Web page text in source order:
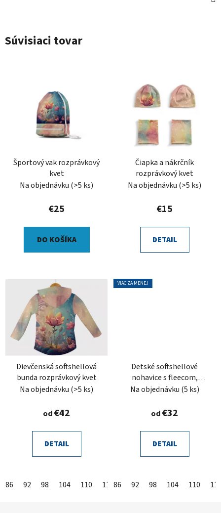
Súvisiaci tovar
Športový vak rozprávkový
kvet
Na objednávku (>5 ks)
€25
DO KOŠÍKA
Čiapka a nákrčník
rozprávkový kvet
Na objednávku (>5 ks)
€15
DETAIL
Dievčenská softshellová
bunda rozprávkový kvet
Na objednávku (>5 ks)
od€42
DETAIL
86 92 98 104 110 116 122 128 134 140
VIAC ZA MENEJ
Detské softshellové
nohavice s fleecom,
rozprávkový kvet
Na objednávku (5 ks)
od€32
DETAIL
86 92 98 104 110